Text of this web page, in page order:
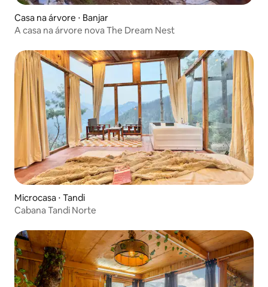
Casa na árvore ⋅ Banjar
A casa na árvore nova The Dream Nest
Microcasa ⋅ Tandi
Cabana Tandi Norte